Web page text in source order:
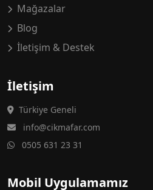
Mağazalar
Blog
İletişim & Destek
İletişim
Türkiye Geneli
info@cikmafar.com
0505 631 23 31
Mobil Uygulamamız